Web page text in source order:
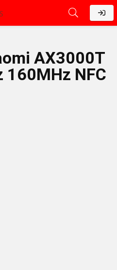
AX3000T
160MHz NFC